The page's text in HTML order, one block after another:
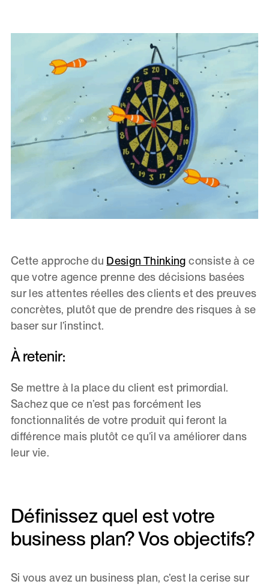
Cette approche du Design Thinking consiste à ce
que votre agence prenne des décisions basées
sur les attentes réelles des clients et des preuves
concrètes, plutôt que de prendre des risques à se
baser sur l’instinct.
À retenir:
Se mettre à la place du client est primordial.
Sachez que ce n’est pas forcément les
fonctionnalités de votre produit qui feront la
différence mais plutôt ce qu’il va améliorer dans
leur vie.
Définissez quel est votre
business plan? Vos objectifs?
Si vous avez un business plan, c’est la cerise sur